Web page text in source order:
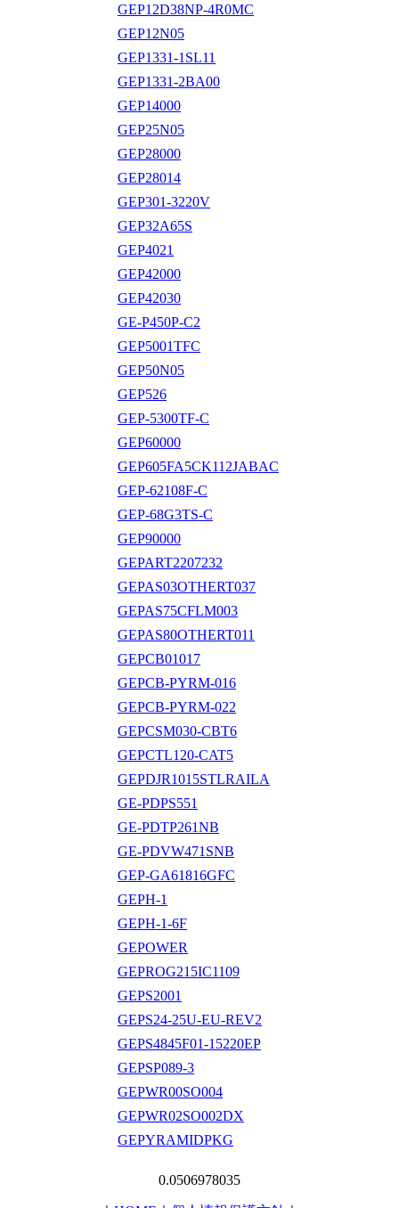
GEP12D38NP-4R0MC
GEP12N05
GEP1331-1SL11
GEP1331-2BA00
GEP14000
GEP25N05
GEP28000
GEP28014
GEP301-3220V
GEP32A65S
GEP4021
GEP42000
GEP42030
GE-P450P-C2
GEP5001TFC
GEP50N05
GEP526
GEP-5300TF-C
GEP60000
GEP605FA5CK112JABAC
GEP-62108F-C
GEP-68G3TS-C
GEP90000
GEPART2207232
GEPAS03OTHERT037
GEPAS75CFLM003
GEPAS80OTHERT011
GEPCB01017
GEPCB-PYRM-016
GEPCB-PYRM-022
GEPCSM030-CBT6
GEPCTL120-CAT5
GEPDJR1015STLRAILA
GE-PDPS551
GE-PDTP261NB
GE-PDVW471SNB
GEP-GA61816GFC
GEPH-1
GEPH-1-6F
GEPOWER
GEPROG215IC1109
GEPS2001
GEPS24-25U-EU-REV2
GEPS4845F01-15220EP
GEPSP089-3
GEPWR00SO004
GEPWR02SO002DX
GEPYRAMIDPKG
0.0506978035